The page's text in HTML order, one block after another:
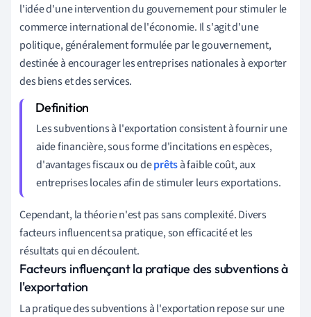
l'idée d'une intervention du gouvernement pour stimuler le
commerce international de l'économie. Il s'agit d'une
politique, généralement formulée par le gouvernement,
destinée à encourager les entreprises nationales à exporter
des biens et des services.
Les subventions à l'exportation consistent à fournir une
aide financière, sous forme d'incitations en espèces,
d'avantages fiscaux ou deprêtsà faible coût, aux
entreprises locales afin de stimuler leurs exportations.
Cependant, la théorie n'est pas sans complexité. Divers
facteurs influencent sa pratique, son efficacité et les
résultats qui en découlent.
Facteurs influençant la pratique des subventions à
l'exportation
La pratique des subventions à l'exportation repose sur une